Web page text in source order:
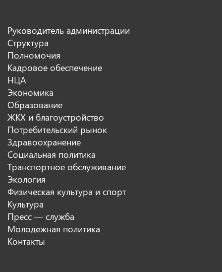
Руководитель администрации
Структура
Полномочия
Кадровое обеспечение
НЦА
Экономика
Образование
ЖКХ и благоустройство
Потребительский рынок
Здравоохранение
Социальная политика
Транспортное обслуживание
Экология
Физическая культура и спорт
Культура
Пресс — служба
Молодежная политика
Контакты